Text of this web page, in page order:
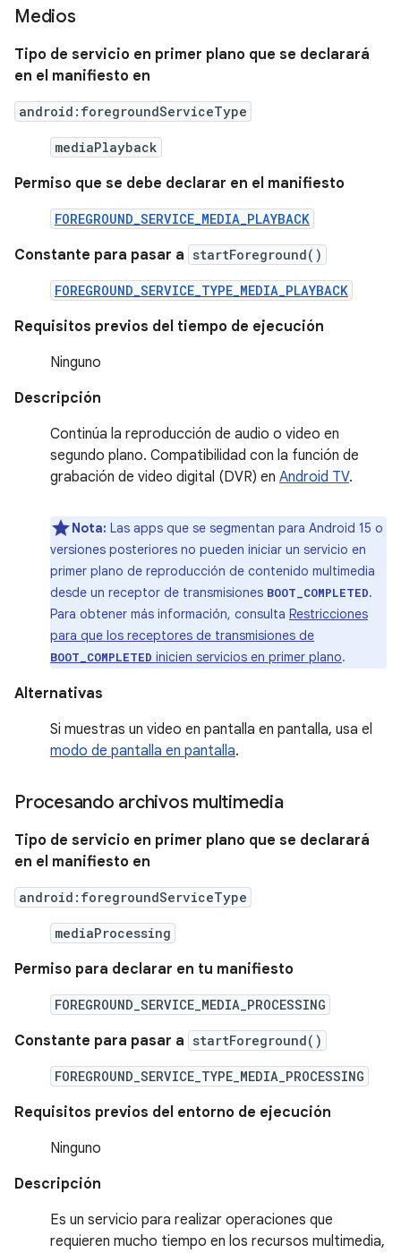
Medios
Tipo de servicio en primer plano que se declarará
en el manifiesto en
android:foregroundServiceType
mediaPlayback
Permiso que se debe declarar en el manifiesto
FOREGROUND_SERVICE_MEDIA_PLAYBACK
Constante para pasar a startForeground()
FOREGROUND_SERVICE_TYPE_MEDIA_PLAYBACK
Requisitos previos del tiempo de ejecución
Ninguno
Descripción
Continúa la reproducción de audio o video en
segundo plano. Compatibilidad con la función de
grabación de video digital (DVR) en Android TV.
Nota: Las apps que se segmentan para Android 15 o
versiones posteriores no pueden iniciar un servicio en
primer plano de reproducción de contenido multimedia
desde un receptor de transmisiones BOOT_COMPLETED.
Para obtener más información, consulta Restricciones
para que los receptores de transmisiones de
BOOT_COMPLETED inicien servicios en primer plano.
Alternativas
Si muestras un video en pantalla en pantalla, usa el
modo de pantalla en pantalla.
Procesando archivos multimedia
Tipo de servicio en primer plano que se declarará
en el manifiesto en
android:foregroundServiceType
mediaProcessing
Permiso para declarar en tu manifiesto
FOREGROUND_SERVICE_MEDIA_PROCESSING
Constante para pasar a startForeground()
FOREGROUND_SERVICE_TYPE_MEDIA_PROCESSING
Requisitos previos del entorno de ejecución
Ninguno
Descripción
Es un servicio para realizar operaciones que
requieren mucho tiempo en los recursos multimedia,